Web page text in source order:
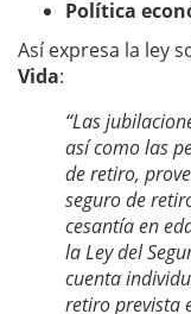
Política
Así expresa la ley
Vida:
“Las
así como las
de retiro,
seguro de
cesantía en
la Ley del
cuenta
retiro prevista